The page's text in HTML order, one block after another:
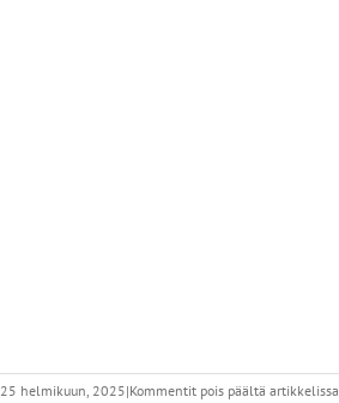
25 helmikuun, 2025|Kommentit pois päältä